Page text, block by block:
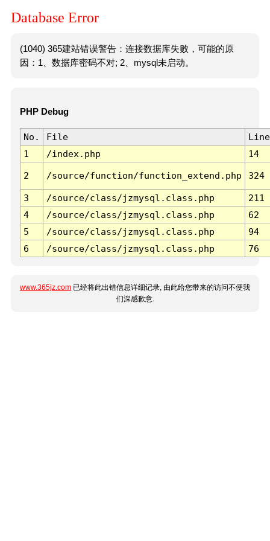
Database Error
(1040) 365建站错误警告：连接数据库失败，可能的原
因：1、数据库密码不对; 2、mysql未启动。
PHP Debug
No. File
Line
1
/index.php 14
2 /source/function/function_extend.php 324
3 /source/class/jzmysql.class.php
211
4
/source/class/jzmysql.class.php
62
5
/source/class/jzmysql.class.php
94
6
/source/class/jzmysql.class.php 76
www.365jz.com 已经将此出错信息详细记录, 由此给您带来的访问不便我
们深感歉意.